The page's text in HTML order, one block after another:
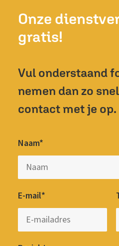
Onze
gratis!
Vul onderstaand
nemen dan zo
contact met je op.
Naam*
E-mail*